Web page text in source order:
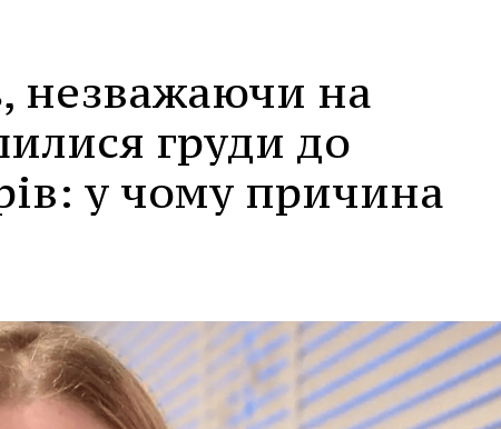
незважаючи на
груди до
у чому причина